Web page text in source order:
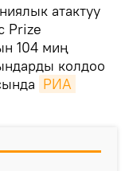
атактуу
Prize
104 миң
колдоо
РИА